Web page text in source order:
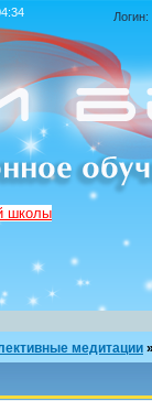
Логин:
школы
медитации